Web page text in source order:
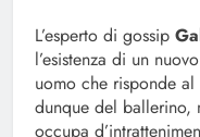
L’esperto di gossip
l’esistenza di un nuovo
uomo che risponde
dunque del ballerino,
occupa